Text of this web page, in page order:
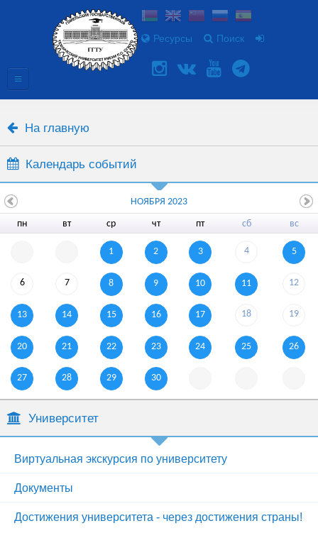
Ресурсы Поиск
На главную
Календарь событий
пн вт ср чт пт сб вс
1 2 3 4 5
6 7 8 9 10 11 12
13 14 15 16 17 18 19
20 21 22 23 24 25 26
27 28 29 30
НОЯБРЯ 2023
Университет
Виртуальная экскурсия по университету
Документы
Достижения университета - через достижения страны!